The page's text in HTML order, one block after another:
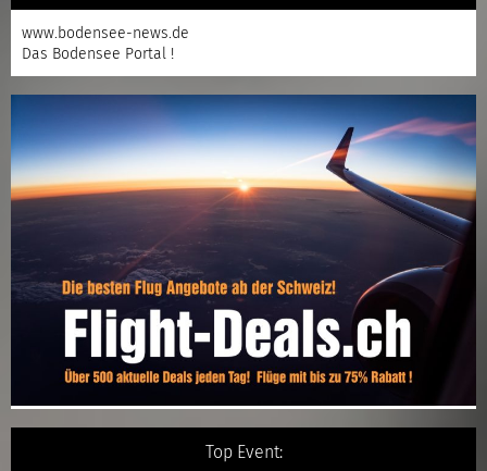
www.bodensee-news.de
Das Bodensee Portal !
Top Event: